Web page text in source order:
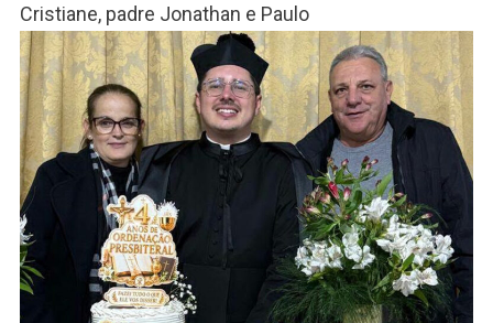
Cristiane, padre Jonathan e Paulo